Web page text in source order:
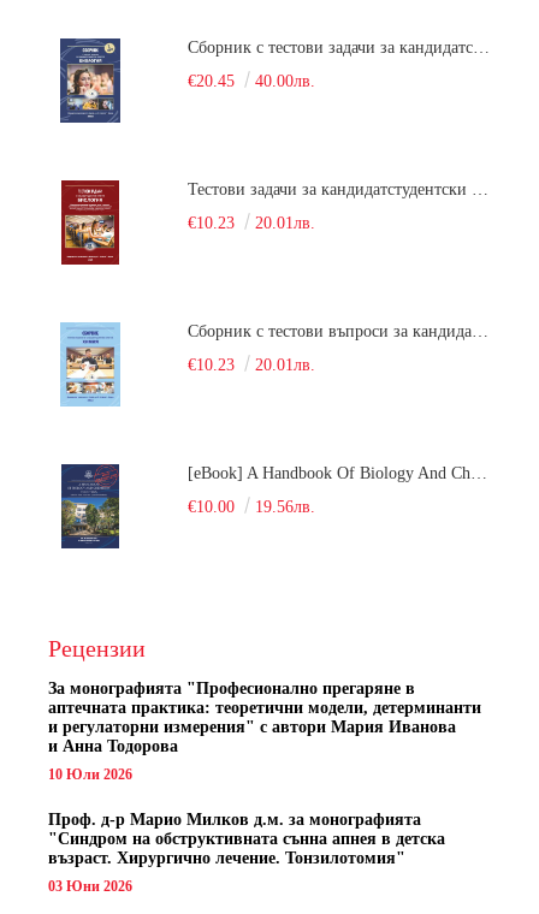
Сборник с тестови задачи за кандидатстудентски изпит по биология върху учебния материал за задължителна и профилирана подготовка, изучаван в средния курс на обучение. Част 2
€20.45
40.00лв.
Тестови задачи за кандидатстудентски изпит по биология. Сборник
€10.23
20.01лв.
Сборник с тестови въпроси за кандидатстудентски изпит по химия. 2022
€10.23
20.01лв.
[eBook] A Handbook Of Biology And Chemistry Test Items For The Entrance Tests At Medical University Of Varna (Fourth Revised Edition)
€10.00
19.56лв.
Рецензии
За монографията "Професионално прегаряне в
аптечната практика: теоретични модели, детерминанти
и регулаторни измерения" с автори Мария Иванова
и Анна Тодорова
10 Юли 2026
Проф. д-р Марио Милков д.м. за монографията
"Синдром на обструктивната сънна апнея в детска
възраст. Хирургично лечение. Тонзилотомия"
03 Юни 2026